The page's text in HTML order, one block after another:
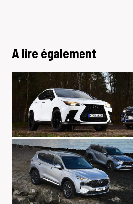
A lire également